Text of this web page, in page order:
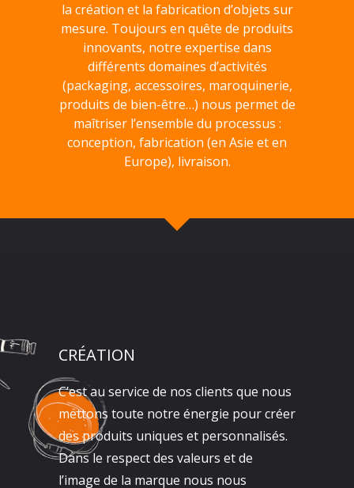
la création et la fabrication d’objets sur
mesure. Toujours en quête de produits
innovants, notre expertise dans
différents domaines d’activités
(packaging, accessoires, maroquinerie,
produits de bien-être…) nous permet de
maîtriser l’ensemble du processus :
conception, fabrication (en Asie et en
Europe), livraison.
CRÉATION
C’est au service de nos clients que nous
mettons toute notre énergie pour créer
des produits uniques et personnalisés.
Dans le respect des valeurs et de
l’image de la marque nous nous